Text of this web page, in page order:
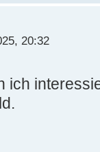
20:32
ich